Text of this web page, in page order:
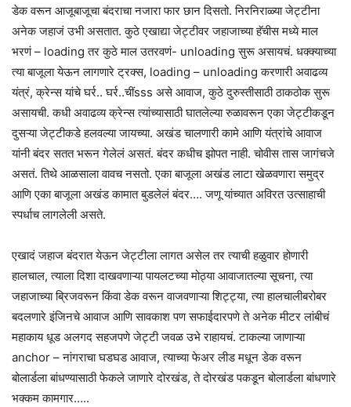
डेक वरून आजूबाजूचा बंदराचा नजारा फार छान दिसतो. निरनिराळ्या जेट्टीना
अनेक जहाजं उभी असतात. कुठे एखाद्या जेट्टीवर जहाजाच्या हॅचीस मध्ये माल
भरणं – loading तर कुठे माल उतरवणं- unloading सुरू असायचं. धक्क्याच्या
त्या बाजूला येऊन लागणारे ट्रक्स, loading – unloading करणारी अवाढव्य
यंत्रं, क्रेन्स यांचे घर्र.. घर्र..चींsss असे आवाज, कुठे दुरुस्तीसाठी ठाकठोक सुरू
असायची. कधी अवाढव्य क्रेन्स त्यांच्यासाठी घातलेल्या रुळावरून एका जेट्टीकडून
दुसऱ्या जेट्टीकडे हलवल्या जायच्या. अखंड चालणारी कामे आणि यंत्रांचे आवाज
यांनी बंदर सतत भरून गेलेलं असतं. बंदर कधीच झोपत नाही‌‌. चोवीस तास जागंचजे
असतं. तिथे आळसाला वावच नसतो. एका बाजूला अखंड लाटा खेळवणारा समुद्र
आणि एका बाजूला अखंड कामात बुडलेलं बंदर…. जणू यांच्यात अविरत उत्साहाची
स्पर्धाच लागलेली असते.
एखादं जहाज बंदरात येऊन जेट्टीला लागत असेल तर त्याची हळुवार होणारी
हालचाल, त्याला दिशा दाखवणाऱ्या पायलटच्या मोठ्या आवाजातल्या सूचना, त्या
जहाजाच्या ब्रिजवरून किंवा डेक वरून वाजवणाऱ्या शिट्ट्या, त्या हालचालीबरोबर
बदलणारे इंजिनचे आवाज आणि सावकाश पण सफाईदारपणे ते अनेक मीटर लांबीचं
महाकाय धूड अलगद सहजपणे जेट्टी जवळ उभे राहायचं. टाकल्या जाणाऱ्या
anchor – नांगराचा घडघड आवाज, त्याच्या फेअर लीड मधून डेक वरून
बोलार्डला बांधण्यासाठी फेकले जाणारे दोरखंड, ते दोरखंड पकडून बोलार्डला बांधणारे
भक्कम कामगार…..